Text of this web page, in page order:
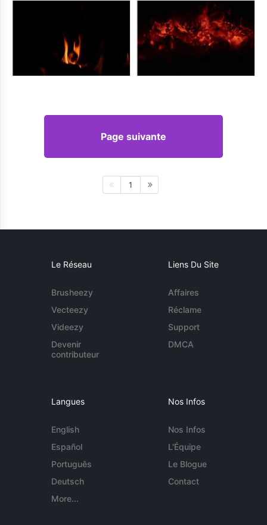
Page suivante
1
Le Réseau
Brusheezy
Vecteezy
Videezy
Devenir
contributeur
Liens Du Site
Affaires
Réclame
Support
DMCA
Langues
English
Español
Português
Deutsch
More...
Nos Infos
Nos Infos
L'Équipe
Le Blogue
Contact